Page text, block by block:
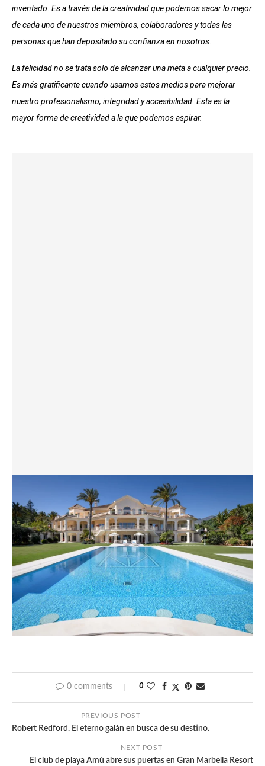
inventado. Es a través de la creatividad que podemos sacar lo mejor
de cada uno de nuestros miembros, colaboradores y todas las
personas que han depositado su confianza en nosotros.
La felicidad no se trata solo de alcanzar una meta a cualquier precio.
Es más gratificante cuando usamos estos medios para mejorar
nuestro profesionalismo, integridad y accesibilidad. Esta es la
mayor forma de creatividad a la que podemos aspirar.
0 comments 0
PREVIOUS POST
Robert Redford. El eterno galán en busca de su destino.
NEXT POST
El club de playa Amù abre sus puertas en Gran Marbella Resort